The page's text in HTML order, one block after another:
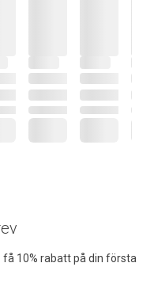
10% rabatt på din första